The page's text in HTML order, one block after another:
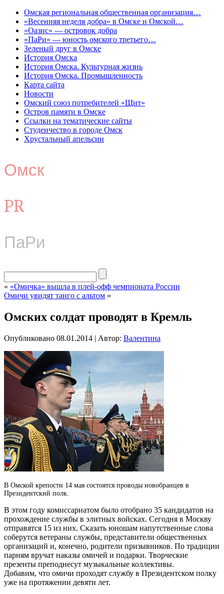
Омская региональная общественная организация…
«Весенняя неделя добра» в Омске и Омской…
«Оазис» — островок добра
«ПаРи» — юность омского третьего…
Зеленый друг в Омске
История Омска
История Омска. Культурная жизнь
История Омска. Промышленность
Карта сайта
Новости
Омский союз потребителей «Щит»
Остров памяти в Омске
Ссылки на тематические сайты
Студенчество в городе Омск
Хрустальный апельсин
Омск
PR
ПаРи
« «Омичка» вышла в плей-офф чемпионата России
Омичи увидят танго с альтом »
Омских солдат проводят в Кремль
Опубликовано 08.01.2014 | Автор: Валентина
В Омской крепости 14 мая состоятся проводы новобранцев в
Президентский полк.
В этом году комиссариатом было отобрано 35 кандидатов на
прохождение службы в элитных войсках. Сегодня в Москву
отправятся 15 из них. Сказать юношам напутственные слова
соберутся ветераны службы, представители общественных
организаций и, конечно, родители призывников. По традиции
парням вручат наказы омичей и подарки. Творческие
презенты преподнесут музыкальные коллективы.
Добавим, что омичи проходят службу в Президентском полку
уже на протяжении девяти лет.